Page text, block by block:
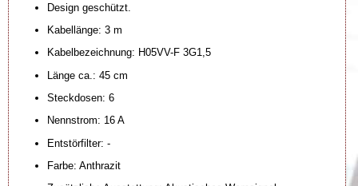
Design geschützt.
Kabellänge: 3 m
Kabelbezeichnung: H05VV-F 3G1,5
Länge ca.: 45 cm
Steckdosen: 6
Nennstrom: 16 A
Entstörfilter: -
Farbe: Anthrazit